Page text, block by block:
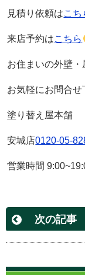
見積り依頼はこち
来店予約はこちら
お住まいの外壁
お気軽にお問合せ
塗り替え屋本舗
安城店0120-05-
営業時間
次の記事